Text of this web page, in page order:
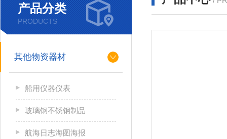
产品分类
PRODUCTS
其他物资器材
船用仪器仪表
玻璃钢不锈钢制品
航海日志海图海报